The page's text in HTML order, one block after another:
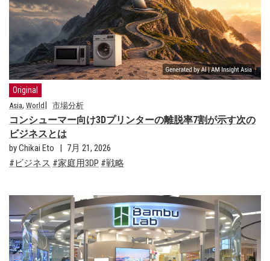
Original
Asia, World 市場分析
コンシューマー向け3Dプリンターの離脱率7割が示す次の
ビジネスとは
by Chikai Eto
7月 21, 2026
ビジネス
家庭用3DP 戦略